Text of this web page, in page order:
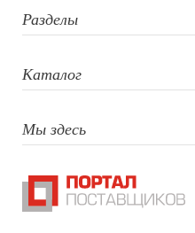
лазер)
Разделы
Каталог
Мы здесь